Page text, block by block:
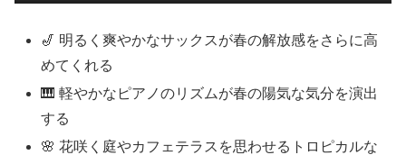
🎷 明るく爽やかなサックスが春の解放感をさらに高
めてくれる
🎹 軽やかなピアノのリズムが春の陽気な気分を演出
する
🌸 花咲く庭やカフェテラスを思わせるトロピカルな